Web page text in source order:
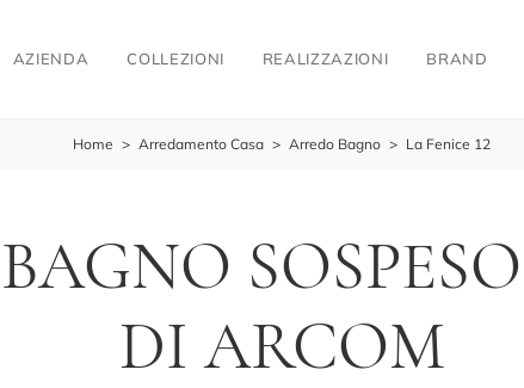
AZIENDA COLLEZIONI REALIZZAZIONI BRAND
Home > Arredamento Casa > Arredo Bagno > La Fenice 12
DI ARCOM